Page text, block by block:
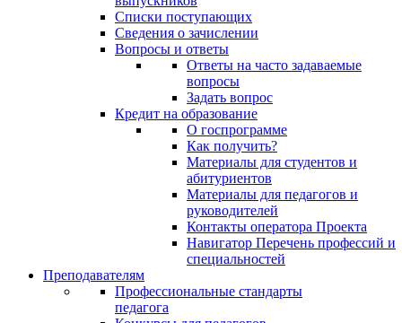
Списки поступающих
Сведения о зачислении
Вопросы и ответы
Ответы на часто задаваемые
вопросы
Задать вопрос
Кредит на образование
О госпрограмме
Как получить?
Материалы для студентов и
абитуриентов
Материалы для педагогов и
руководителей
Контакты оператора Проекта
Навигатор Перечень профессий и
специальностей
Преподавателям
Профессиональные стандарты
педагога